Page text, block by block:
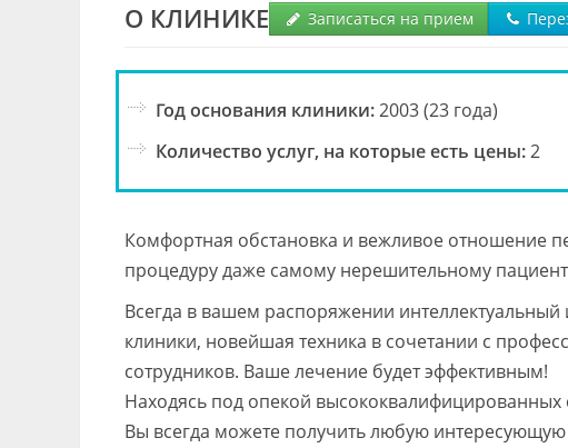
О КЛИНИКЕ Записаться на прием
Год основания клиники:2003 (23 года)
Количество услуг, на которые есть цены:2
Комфортная обстановка и вежливое отношение
процедуру даже самому нерешительному
Всегда в вашем распоряжении
клиники, новейшая техника в сочетании с
сотрудников. Ваше лечение будет эффективным!
Находясь под опекой высококвалифицированных
Вы всегда можете получить любую